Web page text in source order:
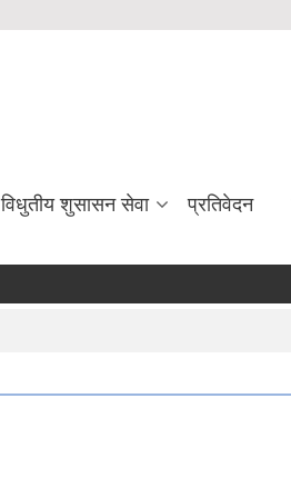
विधुतीय शुसासन सेवा प्रतिवेदन